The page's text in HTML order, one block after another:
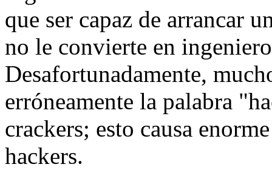
que ser capaz de arrancar
no le convierte en
Desafortunadamente,
erróneamente la palabra
crackers; esto causa
hackers.